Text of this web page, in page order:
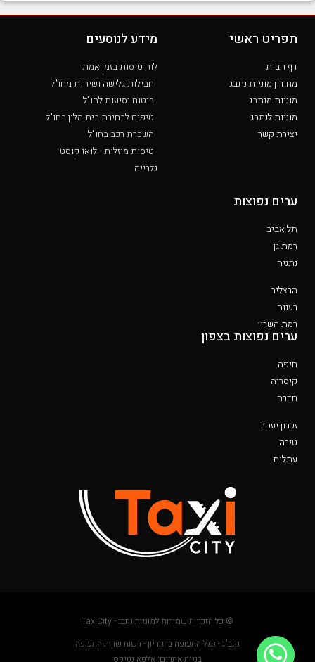
תפריט ראשי
דף הבית
מחירון מוניות נתבג
מוניות מנתבג
מוניות לנתבג
יצירת קשר
מידע לנוסעים
לוח טיסות בזמן אמת
חבילות גלישה ושיחות מחו"ל
ביטוח נסיעות לחו"ל
טיפים לבחירת בית מלון בחו"ל
השכרת רכב בחו"ל
טיסות מוזלות - לואו קוסט
גלרייה
ערים נפוצות
תל אביב
רמת גן
נתניה
הרצליה
רעננה
רמת השרון
ערים נפוצות בצפון
חיפה
קיסריה
חדרה
זכרון יעקב
טירה
עתלית
© כל הזכויות שמורות למוניות נתבג - TaxiCity
נתב"ג - נמל התעופה בן גוריון - רשות שדות התעופה
בניית אתרים: אלפא נטיקס